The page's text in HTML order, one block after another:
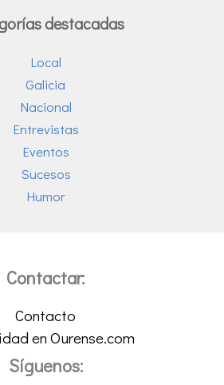
destacadas
Local
Galicia
Nacional
Entrevistas
Eventos
Sucesos
Humor
Contactar:
Contacto
en Ourense.com
Síguenos: